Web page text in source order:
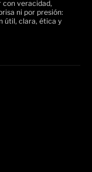
veracidad,
ni por presión:
útil, clara, ética y